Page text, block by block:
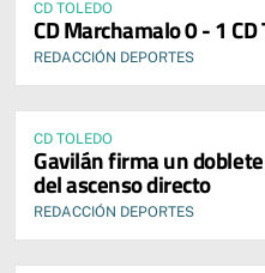
CD TOLEDO
CD Marchamalo 0 - 1 CD
REDACCIÓN DEPORTES
CD TOLEDO
Gavilán firma un
del ascenso directo
REDACCIÓN DEPORTES